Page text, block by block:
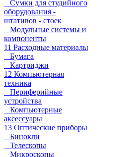
Сумки для студийного
оборудования -
штативов - стоек
Модульные системы и
компоненты
11 Расходные материалы
Бумага
Картриджи
12 Компьютерная
техника
Периферийные
устройства
Компьютерные
аксессуары
13 Оптические приборы
Бинокли
Телескопы
Микроскопы